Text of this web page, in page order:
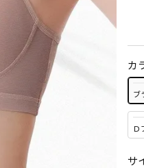
カ
ブ
Ｄ
サ